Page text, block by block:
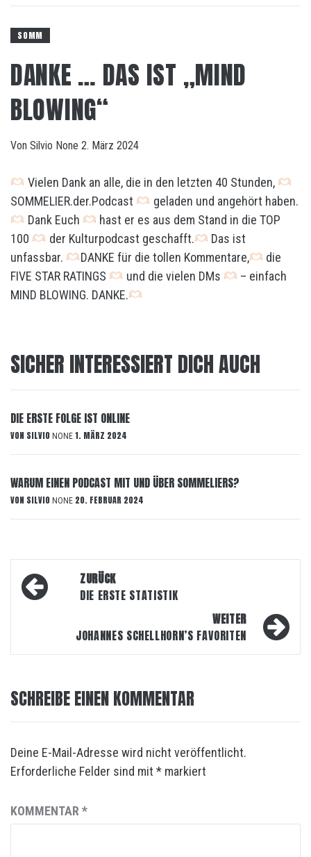
SOMM
DANKE … DAS IST „MIND
BLOWING“
Von Silvio None 2. März 2024
Vielen Dank an alle, die in den letzten 40 Stunden,
SOMMELIER.der.Podcast
geladen und angehört haben.
Dank Euch
hast er es aus dem Stand in die TOP
100
der Kulturpodcast geschafft.
Das ist
unfassbar.
DANKE für die tollen Kommentare,
die
FIVE STAR RATINGS
und die vielen DMs
– einfach
MIND BLOWING. DANKE.
SICHER INTERESSIERT DICH AUCH
DIE ERSTE FOLGE IST ONLINE
VON SILVIO NONE 1. MÄRZ 2024
WARUM EINEN PODCAST MIT UND ÜBER SOMMELIERS?
VON SILVIO NONE 20. FEBRUAR 2024
Beitragsnavigation
ZURÜCK
DIE ERSTE STATISTIK
WEITER
JOHANNES SCHELLHORN’S FAVORITEN
SCHREIBE EINEN KOMMENTAR
Deine E-Mail-Adresse wird nicht veröffentlicht.
Erforderliche Felder sind mit * markiert
KOMMENTAR *